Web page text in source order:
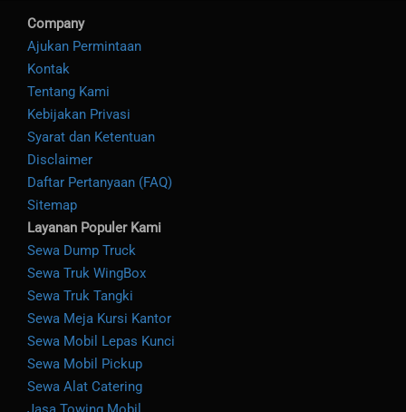
Company
Ajukan Permintaan
Kontak
Tentang Kami
Kebijakan Privasi
Syarat dan Ketentuan
Disclaimer
Daftar Pertanyaan (FAQ)
Sitemap
Layanan Populer Kami
Sewa Dump Truck
Sewa Truk WingBox
Sewa Truk Tangki
Sewa Meja Kursi Kantor
Sewa Mobil Lepas Kunci
Sewa Mobil Pickup
Sewa Alat Catering